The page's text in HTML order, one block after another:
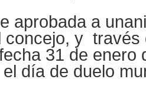
aprobada a
concejo, y través
31 de enero
día de duelo